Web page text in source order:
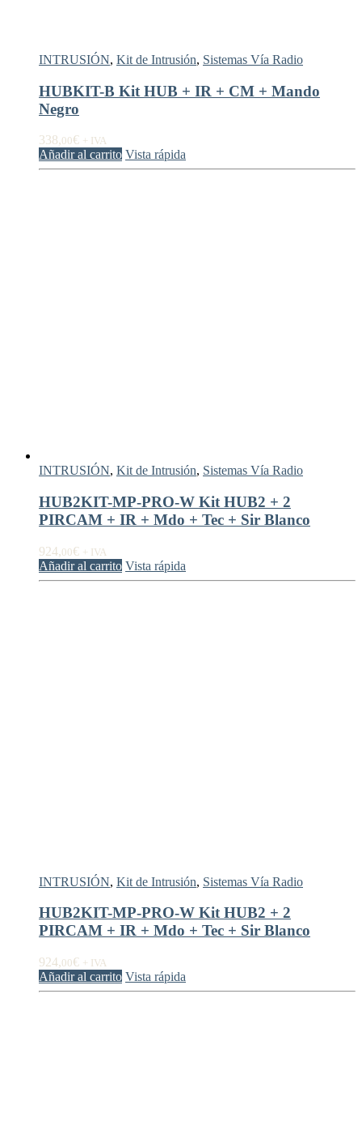
INTRUSIÓN, Kit de Intrusión, Sistemas Vía Radio
HUBKIT-B Kit HUB + IR + CM + Mando
Negro
338,00€ + IVA
Añadir al carrito Vista rápida
INTRUSIÓN, Kit de Intrusión, Sistemas Vía Radio
HUB2KIT-MP-PRO-W Kit HUB2 + 2
PIRCAM + IR + Mdo + Tec + Sir Blanco
924,00€ + IVA
Añadir al carrito Vista rápida
INTRUSIÓN, Kit de Intrusión, Sistemas Vía Radio
HUB2KIT-MP-PRO-W Kit HUB2 + 2
PIRCAM + IR + Mdo + Tec + Sir Blanco
924,00€ + IVA
Añadir al carrito Vista rápida